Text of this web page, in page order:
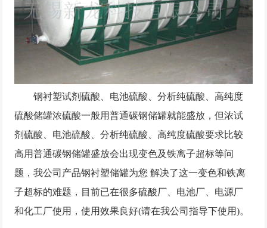
钢衬塑试剂硫酸、电池硫酸、分析纯硫酸、高纯度
硫酸储罐浓硫酸一般用普通碳钢储罐就能盛放，但浓试
剂硫酸、电池硫酸、分析纯硫酸、高纯度硫酸要求比较
高用普通碳钢储罐盛放会出现变色及铁离子超标等问
题，我公司产品钢衬塑储罐为您 解决了这一变色和铁离
子超标的难题，目前已在很多硫酸厂、电池厂、电源厂
和化工厂使用，使用效果良好(请在我公司指导下使用)。